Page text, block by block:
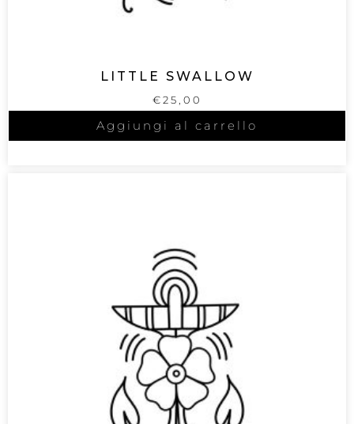
LITTLE SWALLOW
€25,00
Aggiungi al carrello